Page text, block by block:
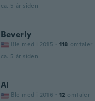
ca. 5 år siden
Beverly
Ble med i 2015 · 118 omtaler
ca. 5 år siden
Al
Ble med i 2016 · 12 omtaler